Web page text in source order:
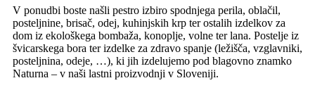
V ponudbi boste našli pestro izbiro spodnjega perila, oblačil,
posteljnine, brisač, odej, kuhinjskih krp ter ostalih izdelkov za
dom iz ekološkega bombaža, konoplje, volne ter lana. Postelje iz
švicarskega bora ter izdelke za zdravo spanje (ležišča, vzglavniki,
posteljnina, odeje, …), ki jih izdelujemo pod blagovno znamko
Naturna – v naši lastni proizvodnji v Sloveniji.